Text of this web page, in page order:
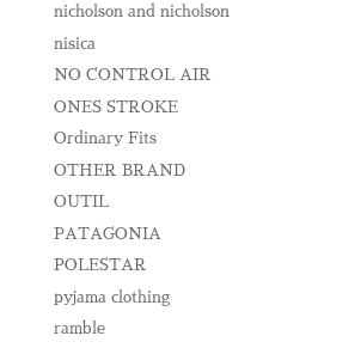
nicholson and nicholson
nisica
NO CONTROL AIR
ONES STROKE
Ordinary Fits
OTHER BRAND
OUTIL
PATAGONIA
POLESTAR
pyjama clothing
ramble